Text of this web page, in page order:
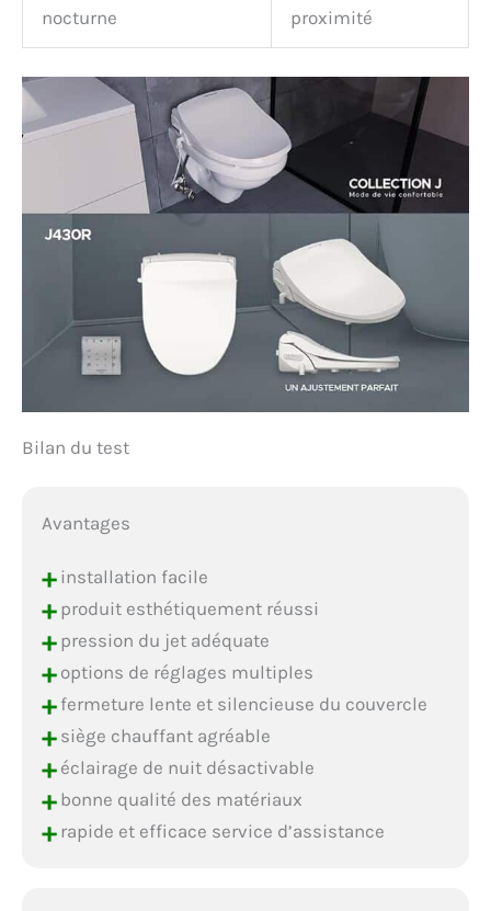
nocturne proximité
Bilan du test
Avantages
+installation facile
+produit esthétiquement réussi
+pression du jet adéquate
+options de réglages multiples
+fermeture lente et silencieuse du couvercle
+siège chauffant agréable
+éclairage de nuit désactivable
+bonne qualité des matériaux
+rapide et efficace service d’assistance